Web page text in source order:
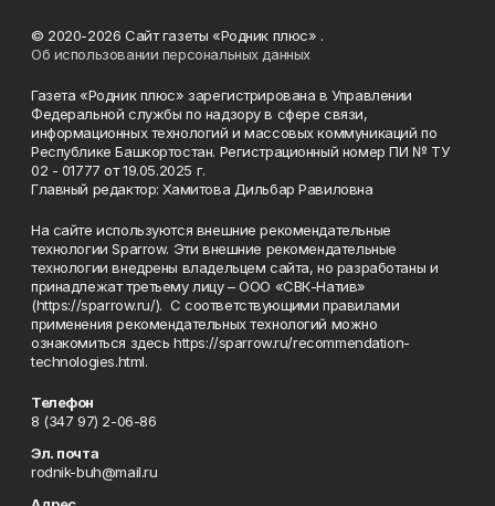
© 2020-2026 Сайт газеты «Родник плюс» .
Об использовании персональных данных
Газета «Родник плюс» зарегистрирована в Управлении
Федеральной службы по надзору в сфере связи,
информационных технологий и массовых коммуникаций по
Республике Башкортостан. Регистрационный номер ПИ № ТУ
02 - 01777 от 19.05.2025 г.
Главный редактор: Хамитова Дильбар Равиловна
На сайте используются внешние рекомендательные
технологии Sparrow. Эти внешние рекомендательные
технологии внедрены владельцем сайта, но разработаны и
принадлежат третьему лицу – ООО «СВК-Натив»
(https://sparrow.ru/). С соответствующими правилами
применения рекомендательных технологий можно
ознакомиться здесь https://sparrow.ru/recommendation-
technologies.html.
Телефон
8 (347 97) 2-06-86
Эл. почта
rodnik-buh@mail.ru